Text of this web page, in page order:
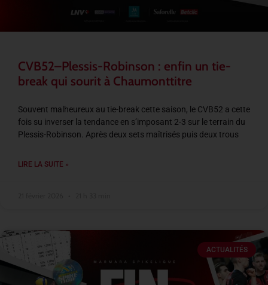
CVB52–Plessis-Robinson : enfin un tie-
break qui sourit à Chaumonttitre
Souvent malheureux au tie-break cette saison, le CVB52 a cette
fois su inverser la tendance en s’imposant 2-3 sur le terrain du
Plessis-Robinson. Après deux sets maîtrisés puis deux trous
LIRE LA SUITE »
ACTUALITÉS